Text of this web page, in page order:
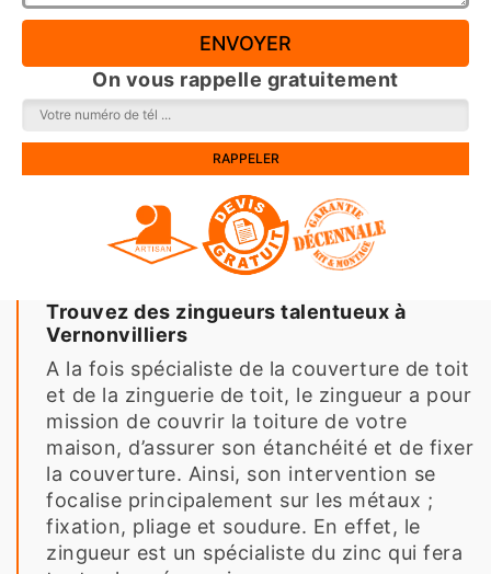
On vous rappelle gratuitement
Trouvez des zingueurs talentueux à
Vernonvilliers
A la fois spécialiste de la couverture de toit
et de la zinguerie de toit, le zingueur a pour
mission de couvrir la toiture de votre
maison, d’assurer son étanchéité et de fixer
la couverture. Ainsi, son intervention se
focalise principalement sur les métaux ;
fixation, pliage et soudure. En effet, le
zingueur est un spécialiste du zinc qui fera